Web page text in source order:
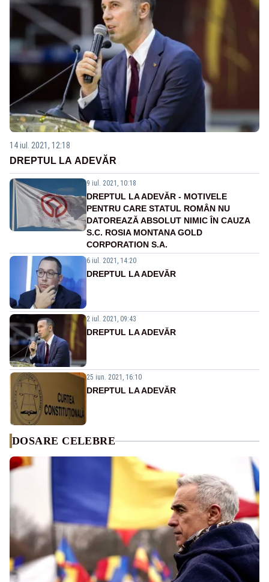
14 iul. 2021, 12:18
DREPTUL LA ADEVĂR
9 iul. 2021, 10:18
DREPTUL LA ADEVĂR - MOTIVELE
PENTRU CARE STATUL ROMÂN NU
DATOREAZĂ ABSOLUT NIMIC ÎN CAUZA
S.C. ROSIA MONTANA GOLD
CORPORATION S.A.
6 iul. 2021, 14:20
DREPTUL LA ADEVĂR
2 iul. 2021, 09:43
DREPTUL LA ADEVĂR
25 iun. 2021, 16:10
DREPTUL LA ADEVĂR
DOSARE CELEBRE